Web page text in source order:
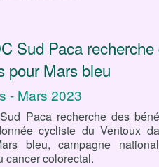
Sud Paca recherche
pour Mars bleu
- Mars 2023
Paca recherche des
cycliste du Ventoux
bleu, campagne
cancer colorectal.